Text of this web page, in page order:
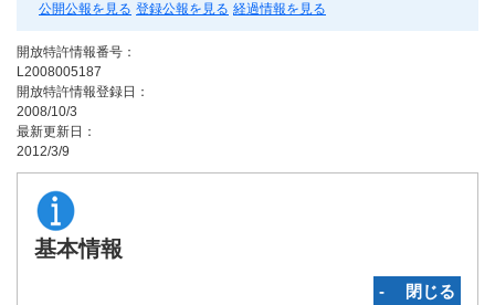
公開公報を見る 登録公報を見る 経過情報を見る
開放特許情報番号：
L2008005187
開放特許情報登録日：
2008/10/3
最新更新日：
2012/3/9
基本情報
‐ 閉じる